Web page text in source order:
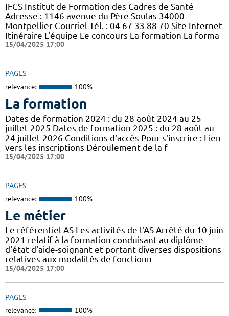
IFCS Institut de Formation des Cadres de Santé
Adresse : 1146 avenue du Père Soulas 34000
Montpellier Courriel Tél. : 04 67 33 88 70 Site Internet
Itinéraire L'équipe Le concours La formation La forma
15/04/2025 17:00
PAGES
relevance: 100%
La formation
Dates de formation 2024 : du 28 août 2024 au 25
juillet 2025 Dates de formation 2025 : du 28 août au
24 juillet 2026 Conditions d'accès Pour s'inscrire : Lien
vers les inscriptions Déroulement de la f
15/04/2025 17:00
PAGES
relevance: 100%
Le métier
Le référentiel AS Les activités de l'AS Arrêté du 10 juin
2021 relatif à la formation conduisant au diplôme
d'état d'aide-soignant et portant diverses dispositions
relatives aux modalités de fonctionn
15/04/2025 17:00
PAGES
relevance: 100%